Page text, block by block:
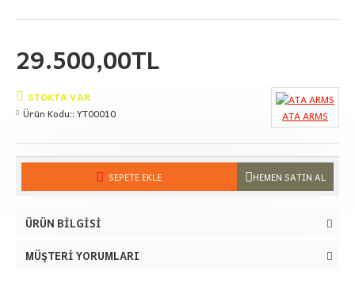
29.500,00TL
STOKTA VAR
Ürün Kodu:: YT00010 ATA ARMS
SEPETE EKLE HEMEN SATIN AL
ÜRÜN BILGISI
MÜŞTERI YORUMLARI